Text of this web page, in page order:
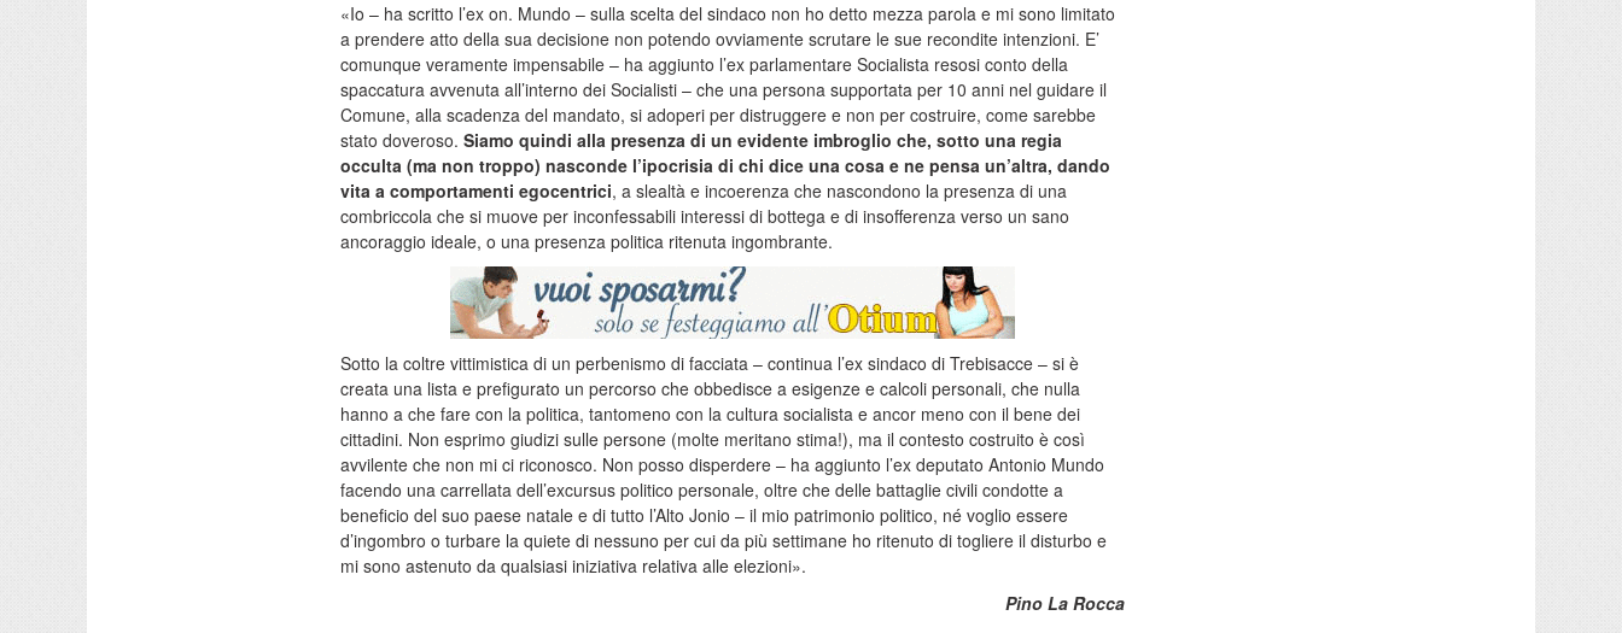
«Io – ha scritto l’ex on. Mundo – sulla scelta del sindaco non ho detto mezza parola e mi sono limitato
a prendere atto della sua decisione non potendo ovviamente scrutare le sue recondite intenzioni. E’
comunque veramente impensabile – ha aggiunto l’ex parlamentare Socialista resosi conto della
spaccatura avvenuta all’interno dei Socialisti – che una persona supportata per 10 anni nel guidare il
Comune, alla scadenza del mandato, si adoperi per distruggere e non per costruire, come sarebbe
stato doveroso. Siamo quindi alla presenza di un evidente imbroglio che, sotto una regia
occulta (ma non troppo) nasconde l’ipocrisia di chi dice una cosa e ne pensa un’altra, dando
vita a comportamenti egocentrici, a slealtà e incoerenza che nascondono la presenza di una
combriccola che si muove per inconfessabili interessi di bottega e di insofferenza verso un sano
ancoraggio ideale, o una presenza politica ritenuta ingombrante.
Sotto la coltre vittimistica di un perbenismo di facciata – continua l’ex sindaco di Trebisacce – si è
creata una lista e prefigurato un percorso che obbedisce a esigenze e calcoli personali, che nulla
hanno a che fare con la politica, tantomeno con la cultura socialista e ancor meno con il bene dei
cittadini. Non esprimo giudizi sulle persone (molte meritano stima!), ma il contesto costruito è così
avvilente che non mi ci riconosco. Non posso disperdere – ha aggiunto l’ex deputato Antonio Mundo
facendo una carrellata dell’excursus politico personale, oltre che delle battaglie civili condotte a
beneficio del suo paese natale e di tutto l’Alto Jonio – il mio patrimonio politico, né voglio essere
d’ingombro o turbare la quiete di nessuno per cui da più settimane ho ritenuto di togliere il disturbo e
mi sono astenuto da qualsiasi iniziativa relativa alle elezioni».
Pino La Rocca